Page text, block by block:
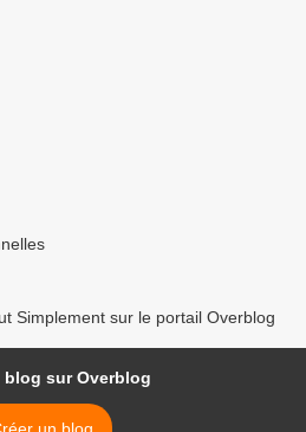
Simplement sur le portail Overblog
blog sur Overblog